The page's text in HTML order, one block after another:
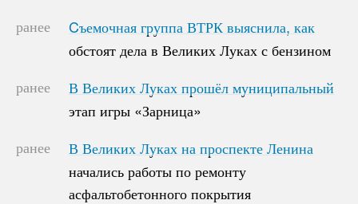
ранее
Cъемочная группа ВТРК выяснила, как
обстоят дела в Великих Луках с бензином
Cъемочная группа ВТРК выяснила, как
обстоят дела в Великих Луках с бензином
ранее
В Великих Луках прошёл муниципальный
этап игры «Зарница»
В Великих Луках прошёл муниципальный
этап игры «Зарница»
ранее
В Великих Луках на проспекте Ленина
начались работы по ремонту
асфальтобетонного покрытия
В Великих Луках на проспекте Ленина
начались работы по ремонту
асфальтобетонного покрытия